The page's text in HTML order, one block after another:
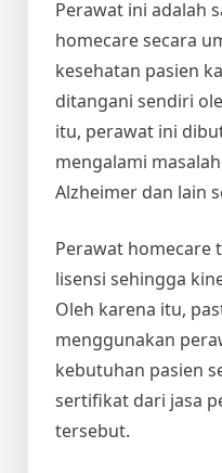
Perawat ini adalah
homecare secara
kesehatan pasien
ditangani sendiri
itu, perawat ini
mengalami
Alzheimer dan lain
Perawat homecare
lisensi sehingga
Oleh karena itu,
menggunakan
kebutuhan pasien
sertifikat dari jasa
tersebut.